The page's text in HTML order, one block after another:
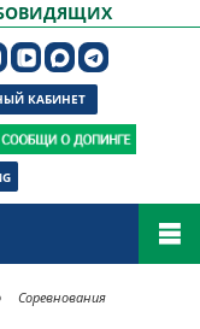
КАБИНЕТ
Соревнования